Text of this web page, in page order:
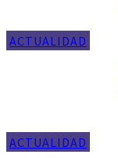
ACTUALIDAD
ACTUALIDAD